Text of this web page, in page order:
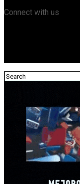
Connect with us